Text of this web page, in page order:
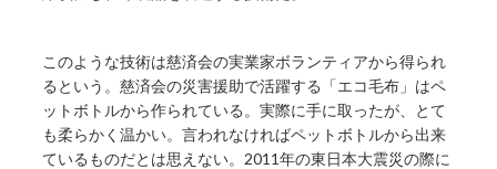
このような技術は慈済会の実業家ボランティアから得られ
るという。慈済会の災害援助で活躍する「エコ毛布」はペ
ットボトルから作られている。実際に手に取ったが、とて
も柔らかく温かい。言われなければペットボトルから出来
ているものだとは思えない。2011年の東日本大震災の際に